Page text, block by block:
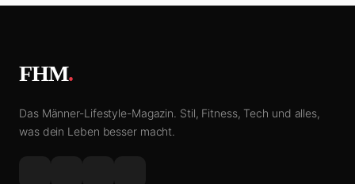
FHM.
Das Männer-Lifestyle-Magazin. Stil, Fitness, Tech und alles,
was dein Leben besser macht.